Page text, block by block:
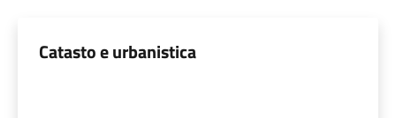
Catasto e urbanistica